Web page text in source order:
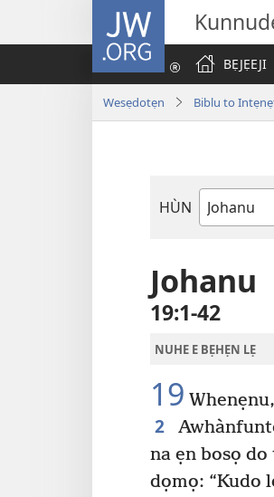
JW.ORG
BẸJẸEJI
Wesẹdotẹn Biblu to
HÙN
Bible
Johanu
19:1-42
NUHE E BẸHẸN LẸ
19
2
na ẹn bosọ
dọmọ: “Kudo